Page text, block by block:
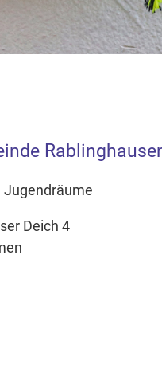
Jugendräume
Deich 4